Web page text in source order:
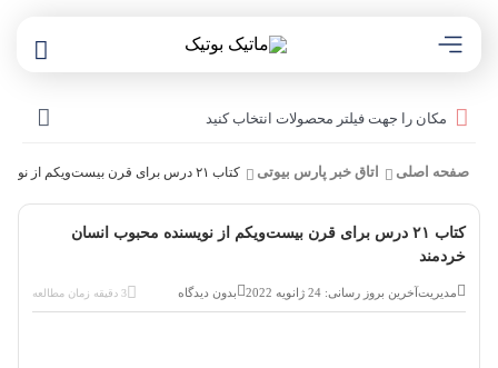
مکان را جهت فیلتر محصولات انتخاب کنید
صفحه اصلی اتاق خبر پارس بیوتی کتاب ۲۱ درس برای قرن بیست‌ویکم از نویسنده محبوب انسان خردمند
کتاب ۲۱ درس برای قرن بیست‌ویکم از نویسنده محبوب انسان
خردمند
مدیریتآخرین بروز رسانی: 24 ژانویه 2022 بدون دیدگاه 3 دقیقه زمان مطالعه